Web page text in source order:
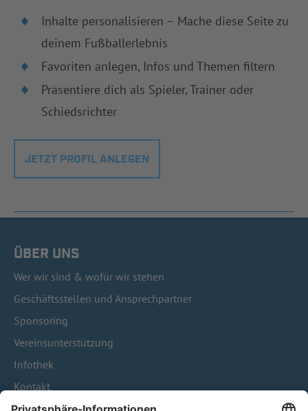
Inhalte personalisieren – Mache diese Seite zu
deinem Fußballerlebnis
Favoriten anlegen, Infos und Themen filtern
Präsentiere dich als Spieler, Trainer oder
Schiedsrichter
JETZT PROFIL ANLEGEN
ÜBER UNS
Wer wir sind & wofür wir stehen
Geschäftsstellen und Ansprechpartner
Sponsoring
Vereinsunterstützung
Infothek
Kontakt